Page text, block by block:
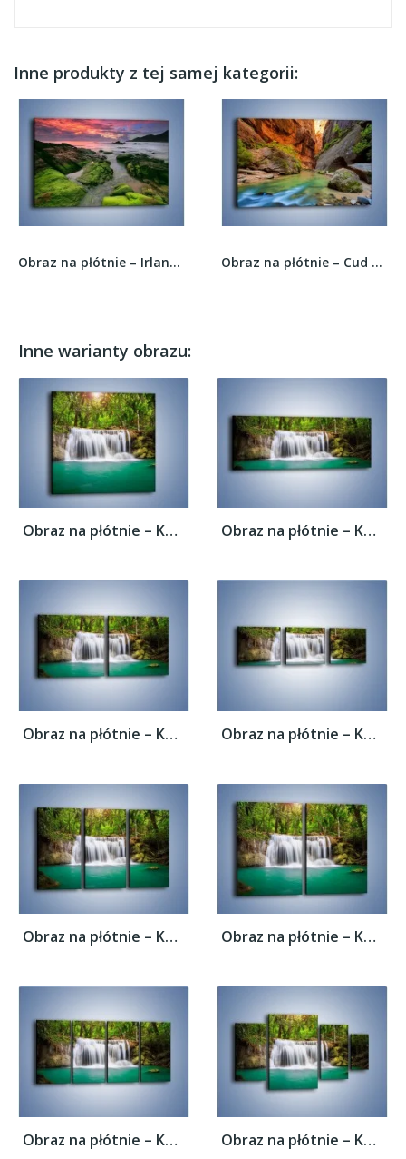
Inne produkty z tej samej kategorii:
Obraz na płótnie – Irlandia w zieleni –... Obraz na płótnie – Cud natury – jednoczęściowy...
Inne warianty obrazu:
Obraz na płótnie – Kąpiel w środku lasu –... Obraz na płótnie – Kąpiel w środku lasu –...
Obraz na płótnie – Kąpiel w środku lasu –... Obraz na płótnie – Kąpiel w środku lasu –...
Obraz na płótnie – Kąpiel w środku lasu –... Obraz na płótnie – Kąpiel w środku lasu –...
Obraz na płótnie – Kąpiel w środku lasu –... Obraz na płótnie – Kąpiel w środku lasu –...